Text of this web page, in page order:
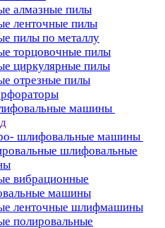
алмазные пилы
ленточные пилы
пилы по металлу
торцовочные пилы
циркулярные пилы
отрезные пилы
машины
шлифовальные машины
шлифовальные
вибрационные
машины
ленточные шлифмашины
полировальные